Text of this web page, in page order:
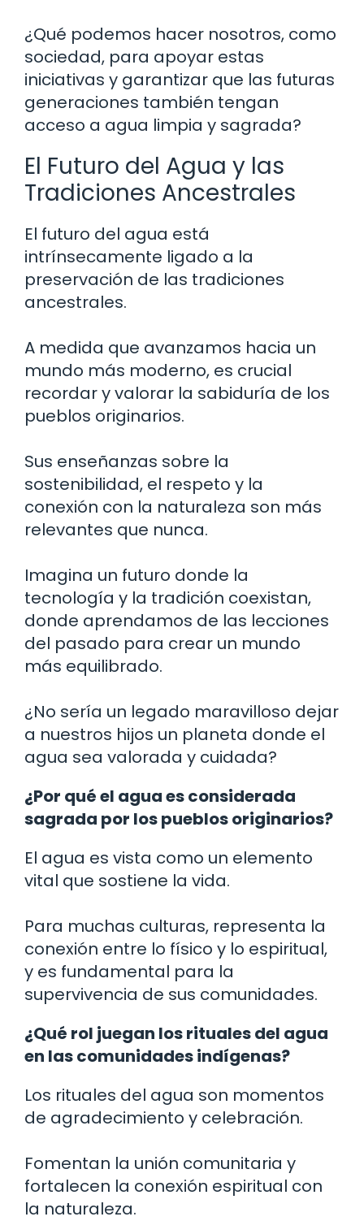
¿Qué podemos hacer nosotros, como
sociedad, para apoyar estas
iniciativas y garantizar que las futuras
generaciones también tengan
acceso a agua limpia y sagrada?
El Futuro del Agua y las
Tradiciones Ancestrales
El futuro del agua está
intrínsecamente ligado a la
preservación de las tradiciones
ancestrales.
A medida que avanzamos hacia un
mundo más moderno, es crucial
recordar y valorar la sabiduría de los
pueblos originarios.
Sus enseñanzas sobre la
sostenibilidad, el respeto y la
conexión con la naturaleza son más
relevantes que nunca.
Imagina un futuro donde la
tecnología y la tradición coexistan,
donde aprendamos de las lecciones
del pasado para crear un mundo
más equilibrado.
¿No sería un legado maravilloso dejar
a nuestros hijos un planeta donde el
agua sea valorada y cuidada?
¿Por qué el agua es considerada
sagrada por los pueblos originarios?
El agua es vista como un elemento
vital que sostiene la vida.
Para muchas culturas, representa la
conexión entre lo físico y lo espiritual,
y es fundamental para la
supervivencia de sus comunidades.
¿Qué rol juegan los rituales del agua
en las comunidades indígenas?
Los rituales del agua son momentos
de agradecimiento y celebración.
Fomentan la unión comunitaria y
fortalecen la conexión espiritual con
la naturaleza.